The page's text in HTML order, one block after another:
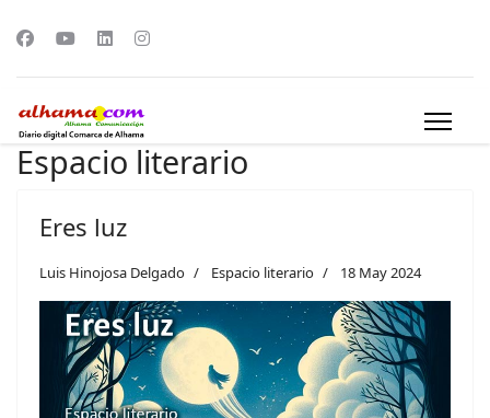
Espacio literario
Eres luz
Luis Hinojosa Delgado Espacio literario 18 May 2024